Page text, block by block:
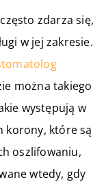
zdarza się,
w jej zakresie.
można takiego
występują w
korony, które są
oszlifowaniu,
wtedy, gdy